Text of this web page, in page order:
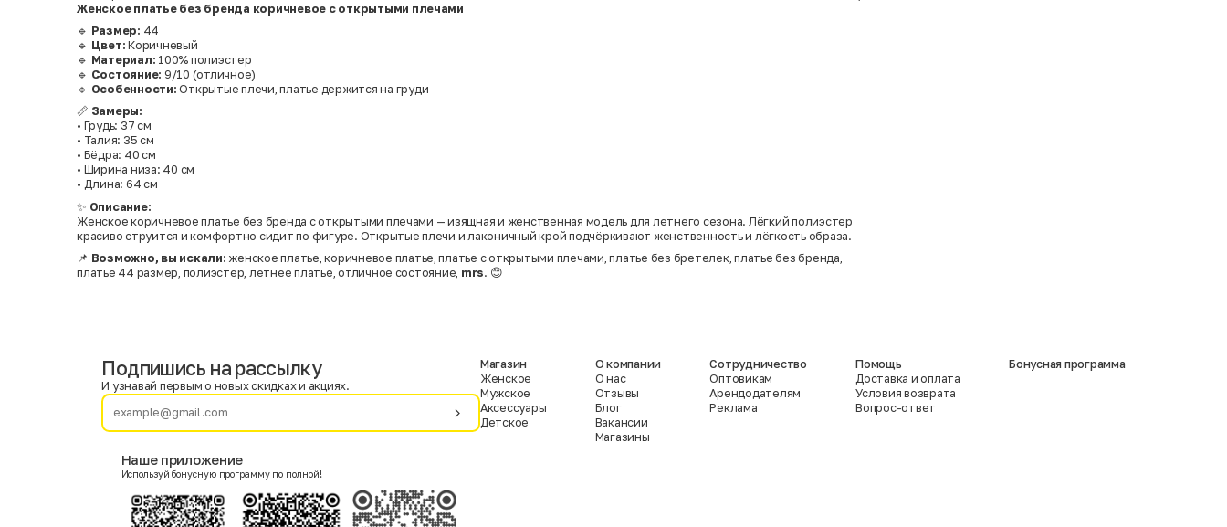
Женское платье без бренда коричневое с открытыми плечами
🔹 Размер: 44
🔹 Цвет: Коричневый
🔹 Материал: 100% полиэстер
🔹 Состояние: 9/10 (отличное)
🔹 Особенности: Открытые плечи, платье держится на груди
📏 Замеры:
• Грудь: 37 см
• Талия: 35 см
• Бёдра: 40 см
• Ширина низа: 40 см
• Длина: 64 см
✨ Описание:
Женское коричневое платье без бренда с открытыми плечами — изящная и женственная модель для летнего сезона. Лёгкий полиэстер
красиво струится и комфортно сидит по фигуре. Открытые плечи и лаконичный крой подчёркивают женственность и лёгкость образа.
📌 Возможно, вы искали: женское платье, коричневое платье, платье с открытыми плечами, платье без бретелек, платье без бренда,
платье 44 размер, полиэстер, летнее платье, отличное состояние, mrs. 😊
Фамилия
Женский
Подпишись на рассылку
И узнавай первым о новых скидках и акциях.
Наше приложение
Используй бонусную программу по полной!
Магазин
Женское
Мужское
Аксессуары
Детское
О компании
О нас
Отзывы
Блог
Вакансии
Магазины
Сотрудничество
Оптовикам
Арендодателям
Реклама
Помощь
Доставка и оплата
Условия возврата
Вопрос-ответ
Бонусная программа